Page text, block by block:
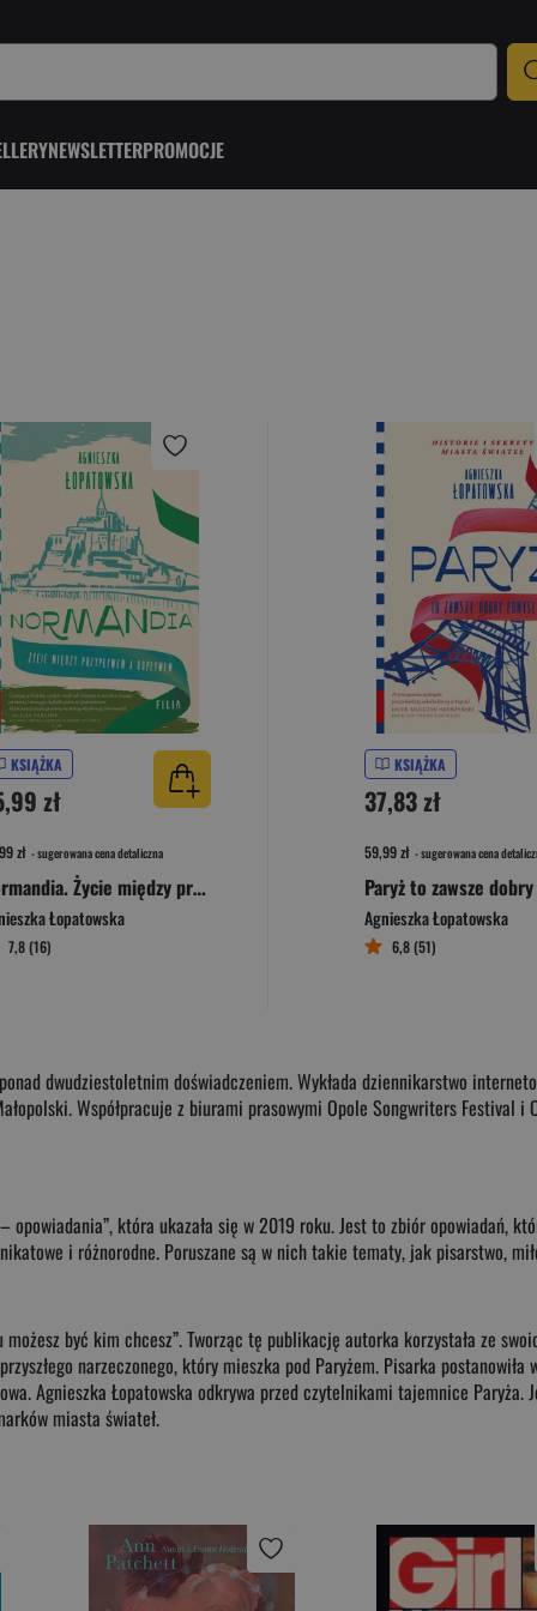
NEWSLETTERPROMOCJE
KSIĄŻKA
zł
zł - sugerowana cena detaliczna
Normandia. Życie między przypływem a odpływem
Łopatowska
7,8 (16)
KSIĄŻKA
37,83 zł
59,99 zł - sugerowana cena
Paryż to zawsze
Agnieszka Łopatowska
6,8 (51)
dwudziestoletnim doświadczeniem. Wykłada dziennikarstwo
Współpracuje z biurami prasowymi Opole Songwriters Festival
opowiadania”, która ukazała się w 2019 roku. Jest to zbiór
i różnorodne. Poruszane są w nich takie tematy, jak pisarstwo,
być kim chcesz”. Tworząc tę publikację autorka korzystała ze
narzeczonego, który mieszka pod Paryżem. Pisarka
Agnieszka Łopatowska odkrywa przed czytelnikami tajemnice
miasta świateł.